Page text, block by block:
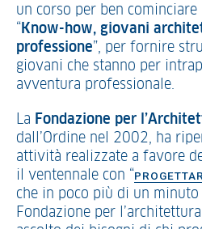
un corso per ben cominciare
“Know-how, giovani
professione”, per fornire
giovani che stanno per
avventura professionale.
La Fondazione per
dall’Ordine nel 2002, ha
attività realizzate a favore
il ventennale con “
che in poco più di un
Fondazione per